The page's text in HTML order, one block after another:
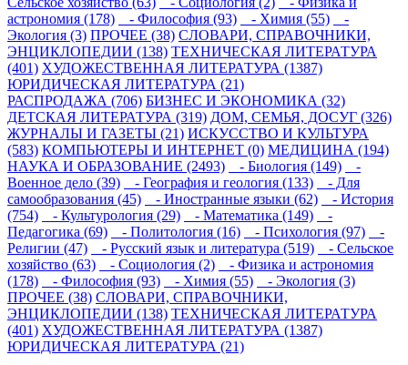
астрономия (178)
- Философия (93) - Химия (55)
-
Экология (3) ПРОЧЕЕ (38) СЛОВАРИ, СПРАВОЧНИКИ,
ЭНЦИКЛОПЕДИИ (138) ТЕХНИЧЕСКАЯ ЛИТЕРАТУРА
(401) ХУДОЖЕСТВЕННАЯ ЛИТЕРАТУРА (1387)
ЮРИДИЧЕСКАЯ ЛИТЕРАТУРА (21)
РАСПРОДАЖА (706) БИЗНЕС И ЭКОНОМИКА (32)
ДЕТСКАЯ ЛИТЕРАТУРА (319) ДОМ, СЕМЬЯ, ДОСУГ (326)
ЖУРНАЛЫ И ГАЗЕТЫ (21) ИСКУССТВО И КУЛЬТУРА
(583) КОМПЬЮТЕРЫ И ИНТЕРНЕТ (0) МЕДИЦИНА (194)
НАУКА И ОБРАЗОВАНИЕ (2493)
- Биология (149)
-
Военное дело (39)
- География и геология (133)
- Для
самообразования (45)
- Иностранные языки (62)
- История
(754)
- Культурология (29) - Математика (149)
-
Педагогика (69)
- Политология (16) - Психология (97)
-
Религии (47)
- Русский язык и литература (519)
- Сельское
хозяйство (63)
- Социология (2)
- Физика и астрономия
(178)
- Философия (93) - Химия (55)
- Экология (3)
ПРОЧЕЕ (38) СЛОВАРИ, СПРАВОЧНИКИ,
ЭНЦИКЛОПЕДИИ (138) ТЕХНИЧЕСКАЯ ЛИТЕРАТУРА
(401) ХУДОЖЕСТВЕННАЯ ЛИТЕРАТУРА (1387)
ЮРИДИЧЕСКАЯ ЛИТЕРАТУРА (21)